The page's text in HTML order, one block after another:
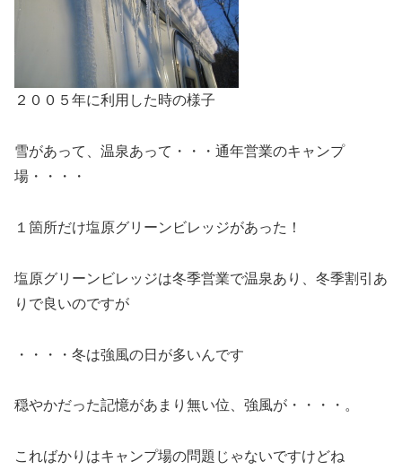
２００５年に利用した時の様子
雪があって、温泉あって・・・通年営業のキャンプ
場・・・・
１箇所だけ塩原グリーンビレッジがあった！
塩原グリーンビレッジは冬季営業で温泉あり、冬季割引あ
りで良いのですが
・・・・冬は強風の日が多いんです
穏やかだった記憶があまり無い位、強風が・・・・。
こればかりはキャンプ場の問題じゃないですけどね